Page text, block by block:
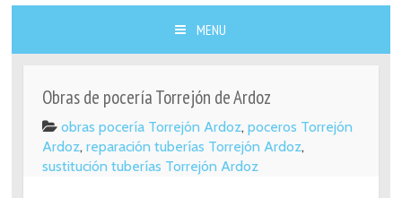
MENU
Obras de pocería Torrejón de Ardoz
obras pocería Torrejón Ardoz,poceros Torrejón
Ardoz,reparación tuberías Torrejón Ardoz,
sustitución tuberías Torrejón Ardoz